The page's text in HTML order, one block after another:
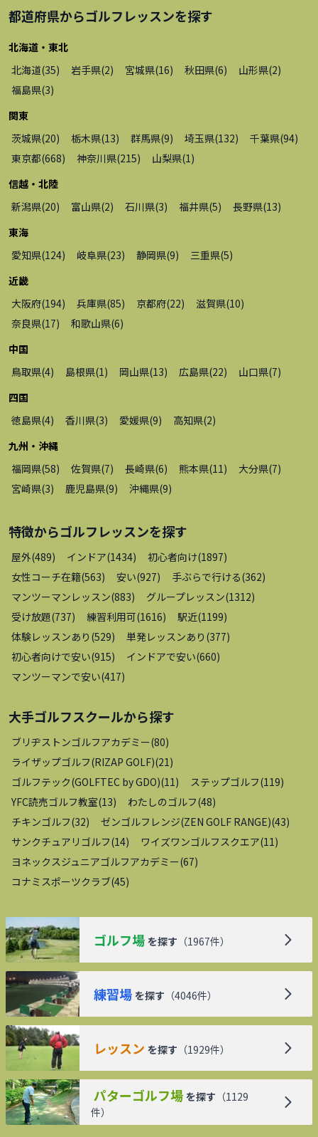
都道府県からゴルフレッスンを探す
北海道・東北
北海道(35) 岩手県(2) 宮城県(16) 秋田県(6) 山形県(2)
福島県(3)
関東
茨城県(20) 栃木県(13) 群馬県(9) 埼玉県(132) 千葉県(94)
東京都(668) 神奈川県(215) 山梨県(1 )
信越・北陸
新潟県(20) 富山県(2) 石川県(3) 福井県(5) 長野県(13)
東海
愛知県(124) 岐阜県(23) 静岡県(9) 三重県(5)
近畿
大阪府(194) 兵庫県(85) 京都府(22) 滋賀県(10)
奈良県(17) 和歌山県(6)
中国
鳥取県(4) 島根県(1 ) 岡山県(13) 広島県(22) 山口県(7)
四国
徳島県(4) 香川県(3) 愛媛県(9) 高知県(2)
九州・沖縄
福岡県(58) 佐賀県(7) 長崎県(6) 熊本県(11 ) 大分県(7)
宮崎県(3) 鹿児島県(9) 沖縄県(9)
特徴からゴルフレッスンを探す
屋外(489) インドア(1434) 初心者向け(1897)
女性コーチ在籍(563) 安い(927) 手ぶらで行ける(362)
マンツーマンレッスン(883) グループレッスン(1312)
受け放題(737) 練習利用可(1616) 駅近(1199)
体験レッスンあり (529) 単発レッスンあり (377)
初心者向けで安い(915) インドアで安い(660)
マンツーマンで安い(417)
大手ゴルフスクールから探す
ブリヂストンゴルフアカデミー(80)
ライザップゴルフ(RIZAP GOLF)(21 )
ゴルフテック(GOLFTEC by GDO)(11 ) ステップゴルフ(119)
YFC読売ゴルフ教室(13) わたしのゴルフ(48)
チキンゴルフ(32) ゼンゴルフレンジ(ZEN GOLF RANGE)(43)
サンクチュアリゴルフ(14) ワイズワンゴルフスクエア(11 )
ヨネックスジュニアゴルフアカデミー(67)
コナミスポーツクラブ(45)
ゴルフ場 を探す （1967件）
練習場 を探す （4046件）
レッスン を探す （1929件）
パターゴルフ場 を探す （1129
件）